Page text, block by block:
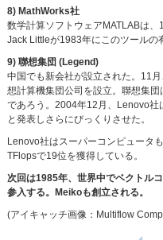
8) MathWorks社
数学計算ソフトウェアMATLABは
Jack Littleが1983年にこのツールの
9) 聯想集団 (Legend)
中国でも新会社が設立された。11
想計算機集団公司を設立。聯想集
であろう。2004年12月、Lenovo社
と発表しさらにびっくりさせた。
Lenovo社はスーパーコンピュータ
TFlopsで19位を獲得している。
次回は1985年、世界中でベクトル
参入する。Meikoも創立される。
(アイキャッチ画像：Multiflow